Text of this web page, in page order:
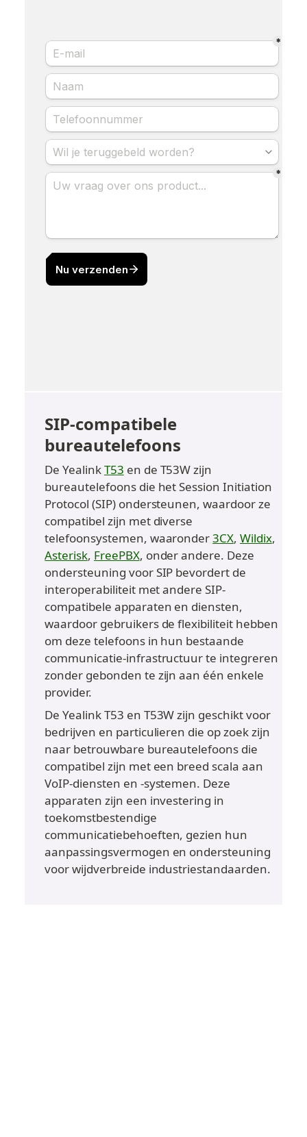
SIP-compatibele
bureautelefoons
De Yealink T53 en de T53W zijn
bureautelefoons die het Session Initiation
Protocol (SIP) ondersteunen, waardoor ze
compatibel zijn met diverse
telefoonsystemen, waaronder 3CX, Wildix,
Asterisk, FreePBX, onder andere. Deze
ondersteuning voor SIP bevordert de
interoperabiliteit met andere SIP-
compatibele apparaten en diensten,
waardoor gebruikers de flexibiliteit hebben
om deze telefoons in hun bestaande
communicatie-infrastructuur te integreren
zonder gebonden te zijn aan één enkele
provider.
De Yealink T53 en T53W zijn geschikt voor
bedrijven en particulieren die op zoek zijn
naar betrouwbare bureautelefoons die
compatibel zijn met een breed scala aan
VoIP-diensten en -systemen. Deze
apparaten zijn een investering in
toekomstbestendige
communicatiebehoeften, gezien hun
aanpassingsvermogen en ondersteuning
voor wijdverbreide industriestandaarden.